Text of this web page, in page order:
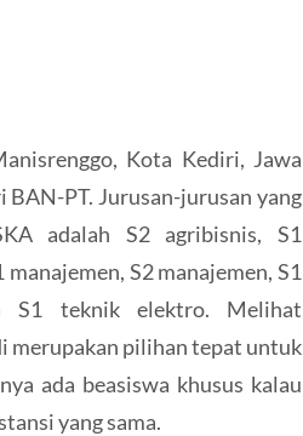
Kota Kediri, Jawa
PT. Jurusan-jurusan yang
adalah S2 agribisnis, S1
S2 manajemen, S1
S1 teknik elektro. Melihat
merupakan pilihan tepat untuk
ada beasiswa khusus kalau
yang sama.